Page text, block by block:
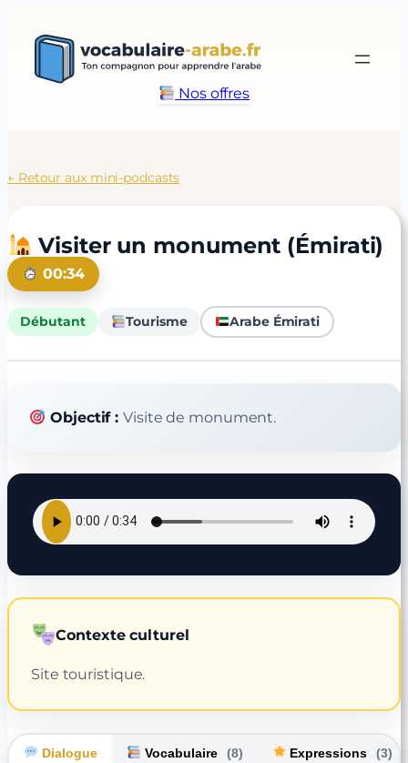
Nos offres
← Retour aux mini-podcasts
Visiter un monument (Émirati)
00:34
Débutant Tourisme Arabe Émirati
Objectif :Visite de monument.
Contexte culturel
Site touristique.
Dialogue Vocabulaire (8) Expressions (3)